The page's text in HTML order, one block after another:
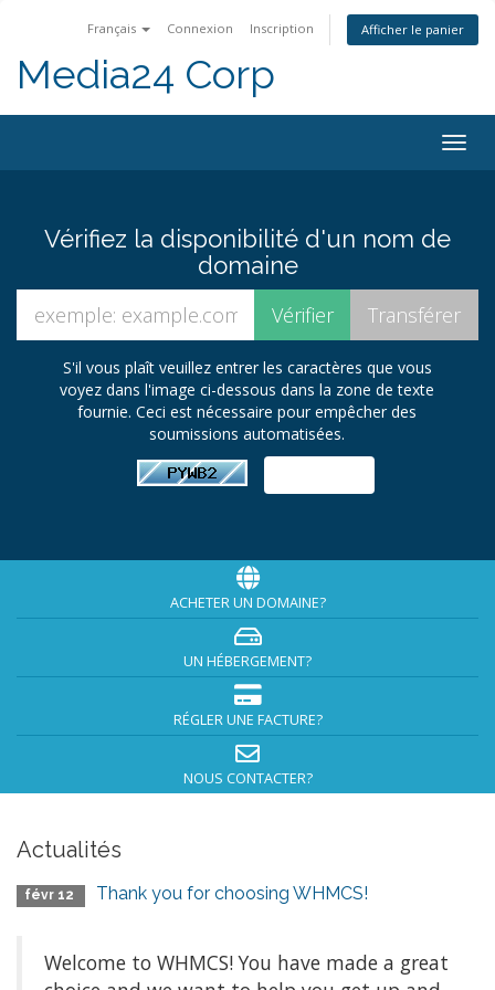
Français Connexion Inscription Afficher le panier
Media24 Corp
Vérifiez la disponibilité d'un nom de
domaine
S'il vous plaît veuillez entrer les caractères que vous
voyez dans l'image ci-dessous dans la zone de texte
fournie. Ceci est nécessaire pour empêcher des
soumissions automatisées.
ACHETER UN DOMAINE?
UN HÉBERGEMENT?
RÉGLER UNE FACTURE?
NOUS CONTACTER?
Actualités
févr 12 Thank you for choosing WHMCS!
Welcome to WHMCS! You have made a great